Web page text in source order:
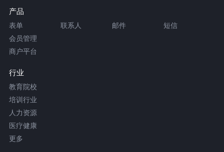
产品
表单 联系人 邮件
短信
会员管理
商户平台
行业
教育院校
培训行业
人力资源
医疗健康
更多